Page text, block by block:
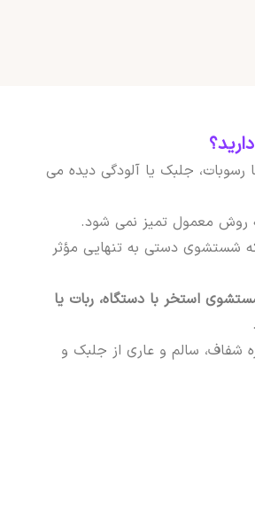
رسوبات، جلبک یا آلودگی دیده می
روش معمول تمیز نمی شود.
شستشوی دستی به تنهایی مؤثر
استخر با دستگاه، ربات یا
شفاف، سالم و عاری از جلبک و